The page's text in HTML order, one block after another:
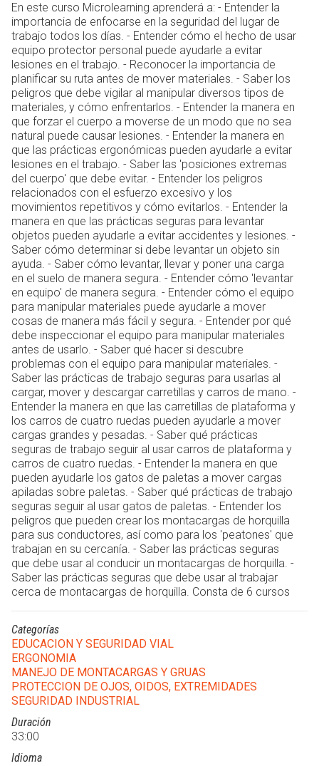
En este curso Microlearning aprenderá a: - Entender la
importancia de enfocarse en la seguridad del lugar de
trabajo todos los días. - Entender cómo el hecho de usar
equipo protector personal puede ayudarle a evitar
lesiones en el trabajo. - Reconocer la importancia de
planificar su ruta antes de mover materiales. - Saber los
peligros que debe vigilar al manipular diversos tipos de
materiales, y cómo enfrentarlos. - Entender la manera en
que forzar el cuerpo a moverse de un modo que no sea
natural puede causar lesiones. - Entender la manera en
que las prácticas ergonómicas pueden ayudarle a evitar
lesiones en el trabajo. - Saber las 'posiciones extremas
del cuerpo' que debe evitar. - Entender los peligros
relacionados con el esfuerzo excesivo y los
movimientos repetitivos y cómo evitarlos. - Entender la
manera en que las prácticas seguras para levantar
objetos pueden ayudarle a evitar accidentes y lesiones. -
Saber cómo determinar si debe levantar un objeto sin
ayuda. - Saber cómo levantar, llevar y poner una carga
en el suelo de manera segura. - Entender cómo 'levantar
en equipo' de manera segura. - Entender cómo el equipo
para manipular materiales puede ayudarle a mover
cosas de manera más fácil y segura. - Entender por qué
debe inspeccionar el equipo para manipular materiales
antes de usarlo. - Saber qué hacer si descubre
problemas con el equipo para manipular materiales. -
Saber las prácticas de trabajo seguras para usarlas al
cargar, mover y descargar carretillas y carros de mano. -
Entender la manera en que las carretillas de plataforma y
los carros de cuatro ruedas pueden ayudarle a mover
cargas grandes y pesadas. - Saber qué prácticas
seguras de trabajo seguir al usar carros de plataforma y
carros de cuatro ruedas. - Entender la manera en que
pueden ayudarle los gatos de paletas a mover cargas
apiladas sobre paletas. - Saber qué prácticas de trabajo
seguras seguir al usar gatos de paletas. - Entender los
peligros que pueden crear los montacargas de horquilla
para sus conductores, así como para los 'peatones' que
trabajan en su cercanía. - Saber las prácticas seguras
que debe usar al conducir un montacargas de horquilla. -
Saber las prácticas seguras que debe usar al trabajar
cerca de montacargas de horquilla. Consta de 6 cursos
Categorías
EDUCACION Y SEGURIDAD VIAL
ERGONOMIA
MANEJO DE MONTACARGAS Y GRUAS
PROTECCION DE OJOS, OIDOS, EXTREMIDADES
SEGURIDAD INDUSTRIAL
Duración
33:00
Idioma